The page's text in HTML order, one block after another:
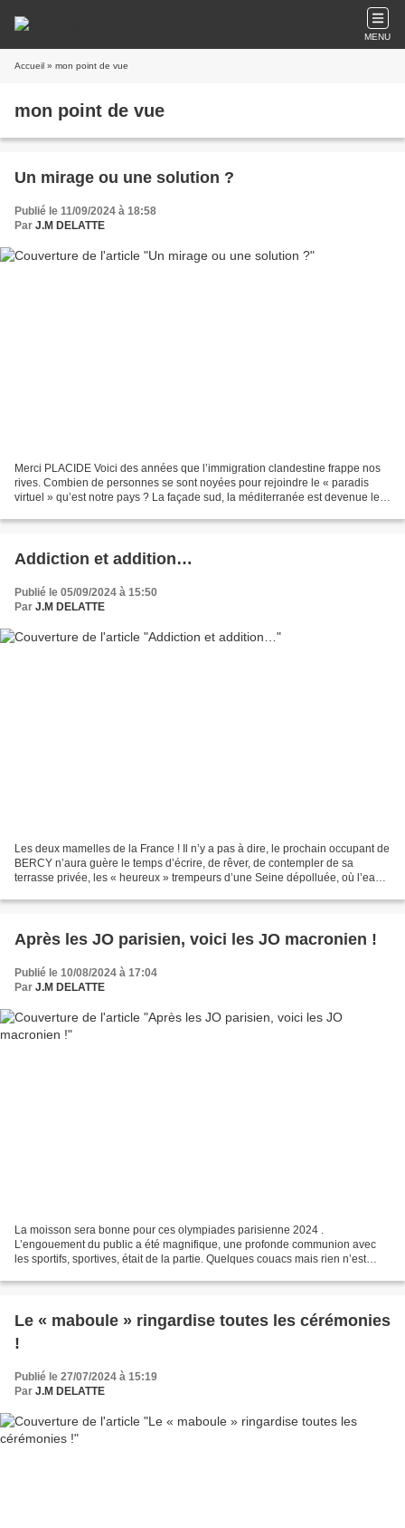
MENU
Accueil » mon point de vue
mon point de vue
Un mirage ou une solution ?
Publié le 11/09/2024 à 18:58
Par J.M DELATTE
Merci PLACIDE Voici des années que l’immigration clandestine frappe nos
rives. Combien de personnes se sont noyées pour rejoindre le « paradis
virtuel » qu’est notre pays ? La façade sud, la méditerranée est devenue le
Addiction et addition…
Publié le 05/09/2024 à 15:50
Par J.M DELATTE
Les deux mamelles de la France ! Il n’y a pas à dire, le prochain occupant de
BERCY n’aura guère le temps d’écrire, de rêver, de contempler de sa
terrasse privée, les « heureux » trempeurs d’une Seine dépolluée, où l’eau
Après les JO parisien, voici les JO macronien !
Publié le 10/08/2024 à 17:04
Par J.M DELATTE
La moisson sera bonne pour ces olympiades parisienne 2024 .
L’engouement du public a été magnifique, une profonde communion avec
les sportifs, sportives, était de la partie. Quelques couacs mais rien n’est
Le « maboule » ringardise toutes les cérémonies
!
Publié le 27/07/2024 à 15:19
Par J.M DELATTE